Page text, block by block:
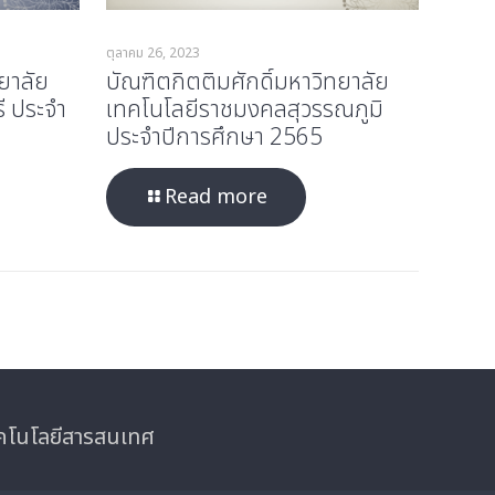
ลัย
ระจำ
ตุลาคม 26, 2023
บัณฑิตกิตติมศักดิ์มหาวิทยาลัย
เทคโนโลยีราชมงคลสุวรรณภูมิ
ประจำปีการศึกษา 2565
Read more
นโลยีสารสนเทศ